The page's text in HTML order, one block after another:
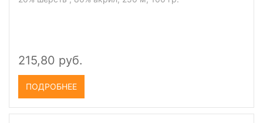
215,80 руб.
ПОДРОБНЕЕ